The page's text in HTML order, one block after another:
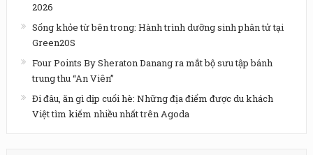
2026
Sống khỏe từ bên trong: Hành trình dưỡng sinh phân tử tại
Green20S
Four Points By Sheraton Danang ra mắt bộ sưu tập bánh
trung thu “An Viên”
Đi đâu, ăn gì dịp cuối hè: Những địa điểm được du khách
Việt tìm kiếm nhiều nhất trên Agoda